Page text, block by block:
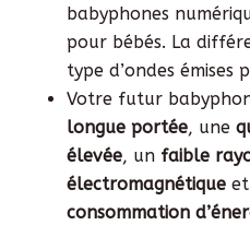
babyphones
pour bébés. La
type d’ondes émises
Votre futur
longue portée, une
élevée, un faible
électromagnétiqueet
consommation